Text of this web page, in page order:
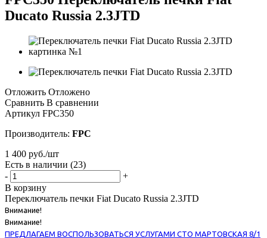
Ducato Russia 2.3JTD
Отложить Отложено
Сравнить В сравнении
Артикул FPC350
Производитель: FPC
1 400 руб./шт
Есть в наличии (23)
-
+
В корзину
Переключатель печки Fiat Ducato Russia 2.3JTD
Внимание!
Внимание!
ПРЕДЛАГАЕМ ВОСПОЛЬЗОВАТЬСЯ УСЛУГАМИ СТО МАРТОВСКАЯ 8/1